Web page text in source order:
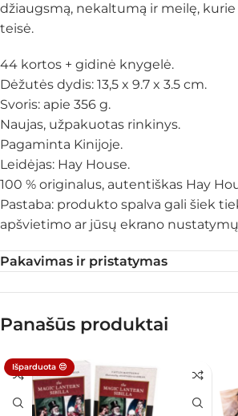
džiaugsmą, nekaltumą ir meilę,
teisė.
44 kortos + gidinė knygelė.
Dėžutės dydis: 13,5 x 9.7 x 3.5 cm.
Svoris: apie 356 g.
Naujas, užpakuotas rinkinys.
Pagaminta Kinijoje.
Leidėjas: Hay House.
100 % originalus, autentiškas Hay
Pastaba: produkto spalva gali šiek
apšvietimo ar jūsų ekrano
Pakavimas ir pristatymas
Panašūs produktai
Išparduota 😔